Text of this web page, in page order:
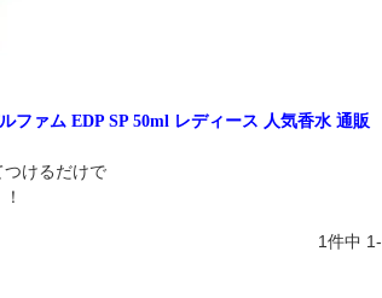
ファム EDP SP 50ml レディース 人気香水 通販
つけるだけで
1件中 1-
気持ちよ
した。ま
いたしま